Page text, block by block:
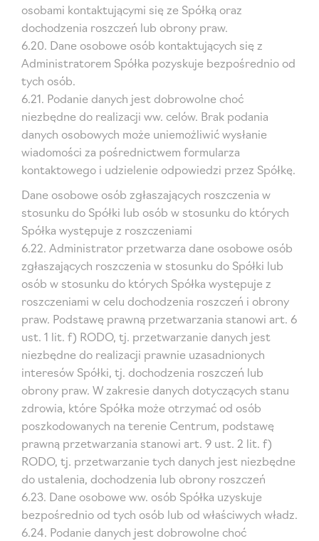
osobami kontaktującymi się ze Spółką oraz
dochodzenia roszczeń lub obrony praw.
6.20. Dane osobowe osób kontaktujących się z
Administratorem Spółka pozyskuje bezpośrednio od
tych osób.
6.21. Podanie danych jest dobrowolne choć
niezbędne do realizacji ww. celów. Brak podania
danych osobowych może uniemożliwić wysłanie
wiadomości za pośrednictwem formularza
kontaktowego i udzielenie odpowiedzi przez Spółkę.
Dane osobowe osób zgłaszających roszczenia w
stosunku do Spółki lub osób w stosunku do których
Spółka występuje z roszczeniami
6.22. Administrator przetwarza dane osobowe osób
zgłaszających roszczenia w stosunku do Spółki lub
osób w stosunku do których Spółka występuje z
roszczeniami w celu dochodzenia roszczeń i obrony
praw. Podstawę prawną przetwarzania stanowi art. 6
ust. 1 lit. f) RODO, tj. przetwarzanie danych jest
niezbędne do realizacji prawnie uzasadnionych
interesów Spółki, tj. dochodzenia roszczeń lub
obrony praw. W zakresie danych dotyczących stanu
zdrowia, które Spółka może otrzymać od osób
poszkodowanych na terenie Centrum, podstawę
prawną przetwarzania stanowi art. 9 ust. 2 lit. f)
RODO, tj. przetwarzanie tych danych jest niezbędne
do ustalenia, dochodzenia lub obrony roszczeń
6.23. Dane osobowe ww. osób Spółka uzyskuje
bezpośrednio od tych osób lub od właściwych władz.
6.24. Podanie danych jest dobrowolne choć